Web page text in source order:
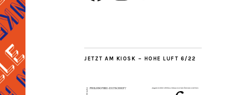
JETZT AM KIOSK – HOHE LUFT 6/22